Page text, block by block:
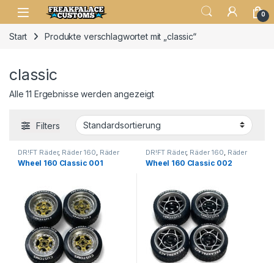
0
Start Produkte verschlagwortet mit „classic“
classic
Alle 11 Ergebnisse werden angezeigt
Filters
DR!FT Räder, Räder 160 Räder
Classic Line
Wheel 160 Classic 001
DR!FT Räder, Räder 160 Räder
Classic Line
Wheel 160 Classic 002